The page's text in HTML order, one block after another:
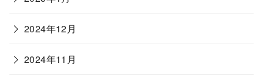
2024年12月
2024年11月